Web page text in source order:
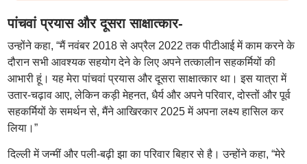
पांचवां प्रयास और दूसरा साक्षात्कार-
उन्होंने कहा, “मैं नवंबर 2018 से अप्रैल 2022 तक पीटीआई में काम करने के
दौरान सभी आवश्यक सहयोग देने के लिए अपने तत्कालीन सहकर्मियों की
आभारी हूं। यह मेरा पांचवां प्रयास और दूसरा साक्षात्कार था। इस यात्रा में
उतार-चढ़ाव आए, लेकिन कड़ी मेहनत, धैर्य और अपने परिवार, दोस्तों और पूर्व
सहकर्मियों के समर्थन से, मैंने आखिरकार 2025 में अपना लक्ष्य हासिल कर
लिया।”
दिल्ली में जन्मीं और पली-बढ़ी झा का परिवार बिहार से है। उन्होंने कहा, “मेरे